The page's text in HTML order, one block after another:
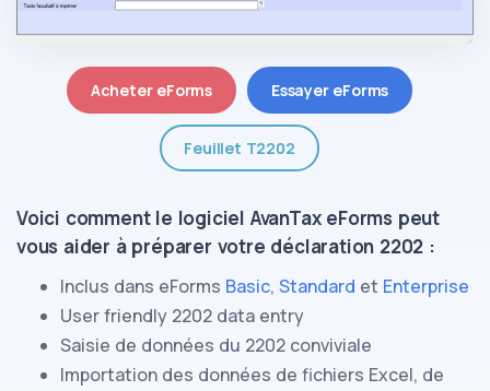
Acheter eForms Essayer eForms
Feuillet T2202
Voici comment le logiciel AvanTax eForms peut
vous aider à préparer votre déclaration 2202 :
Inclus dans eForms Basic, Standard et Enterprise
User friendly 2202 data entry
Saisie de données du 2202 conviviale
Importation des données de fichiers Excel, de